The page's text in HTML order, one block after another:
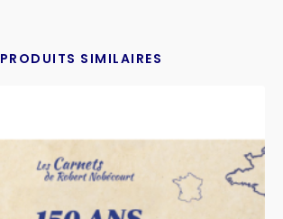
PRODUITS SIMILAIRES